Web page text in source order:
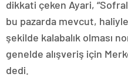
dikkati çeken Ayari,
bu pazarda mevcut, haliyle
şekilde kalabalık olması
genelde alışveriş için
dedi.